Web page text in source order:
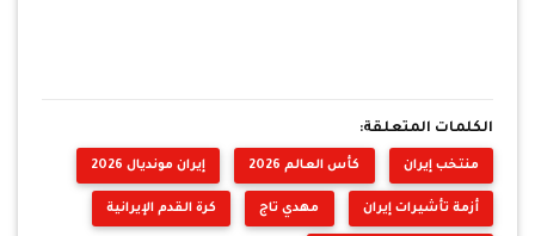
الكلمات المتعلقة:
منتخب إيران كأس العالم 2026 إيران مونديال 2026
أزمة تأشيرات إيران مهدي تاج كرة القدم الإيرانية